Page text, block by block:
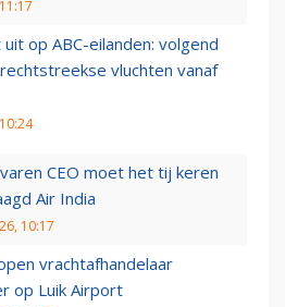
op ABC-eilanden: volgend
vluchten vanaf
CEO moet het tij keren
Air India
10:17
vrachtafhandelaar
op Luik Airport